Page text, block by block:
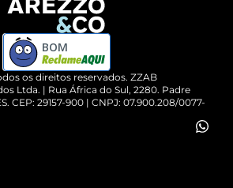
os direitos reservados. ZZAB
Ltda. | Rua África do Sul, 2280. Padre
CEP: 29157-900 | CNPJ: 07.900.208/0077-
BOM